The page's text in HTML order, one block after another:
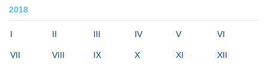
2018
I II III IV V VI
VII VIII IX X XI XII